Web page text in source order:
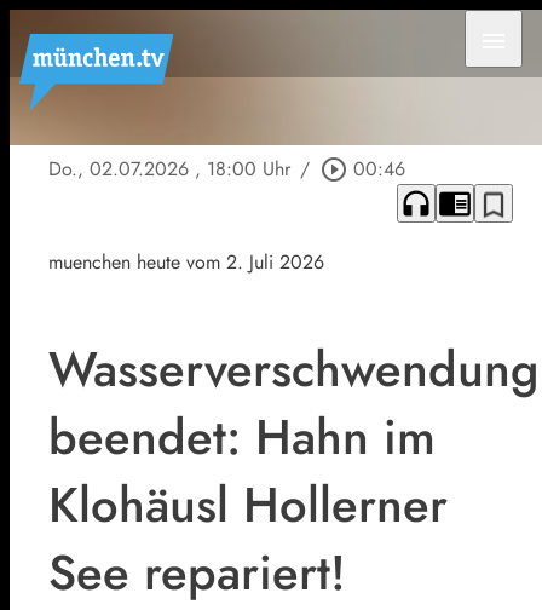
Do., 02.07.2026 , 18:00 Uhr / play_circle_outline 00:46
headphones chrome_reader_mode bookmark_border
muenchen heute vom 2. Juli 2026
Wasserverschwendung
beendet: Hahn im
Klohäusl Hollerner
See repariert!